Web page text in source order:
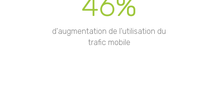
d'augmentation de l'utilisation du
trafic mobile